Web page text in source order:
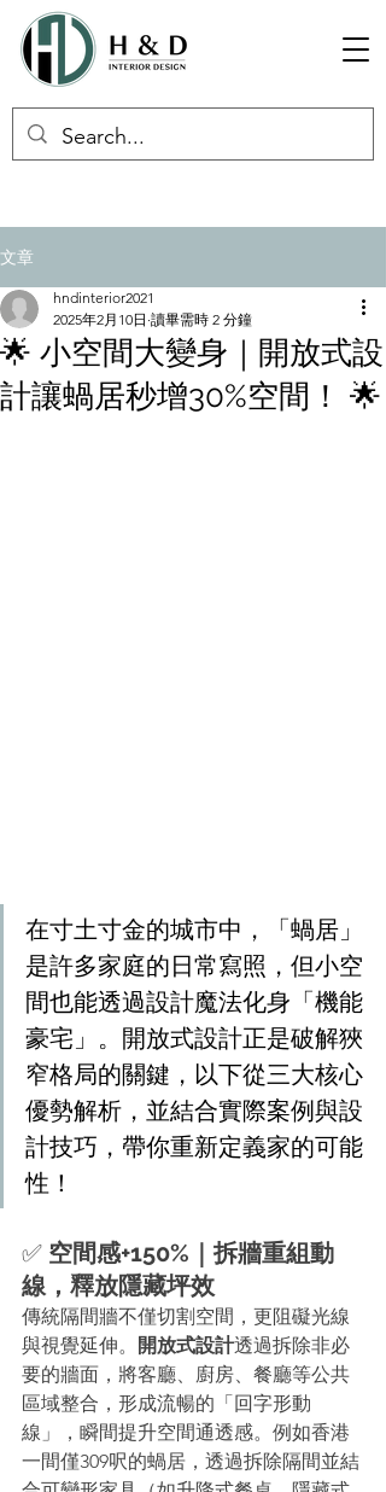
文章
🌟 小空間大變身｜開放式設
計讓蝸居秒增30%空間！ 🌟
hndinterior2021
2025年2月10日 讀畢需時 2 分鐘
在寸土寸金的城市中，「蝸居」
是許多家庭的日常寫照，但小空
間也能透過設計魔法化身「機能
豪宅」。開放式設計正是破解狹
窄格局的關鍵，以下從三大核心
優勢解析，並結合實際案例與設
計技巧，帶你重新定義家的可能
性！
✅ 空間感+150%｜拆牆重組動
線，釋放隱藏坪效
傳統隔間牆不僅切割空間，更阻礙光線
與視覺延伸。
開放式設計透過拆除非必
要的牆面，將客廳、廚房、餐廳等公共
區域整合，形成流暢的「回字形動
線」，瞬間提升空間通透感。例如香港
一間僅309呎的蝸居，透過拆除隔間並結